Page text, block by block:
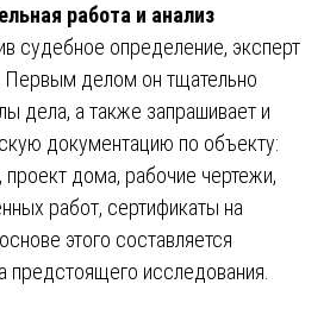
работа и анализ
судебное определение, эксперт
Первым делом он тщательно
дела, а также запрашивает и
документацию по объекту:
проект дома, рабочие чертежи,
работ, сертификаты на
этого составляется
предстоящего исследования.